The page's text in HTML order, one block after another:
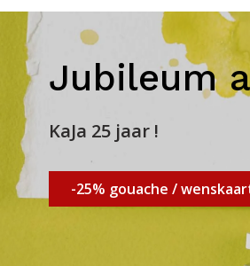
Jubileum
KaJa 25 jaar !
-25% gouache /